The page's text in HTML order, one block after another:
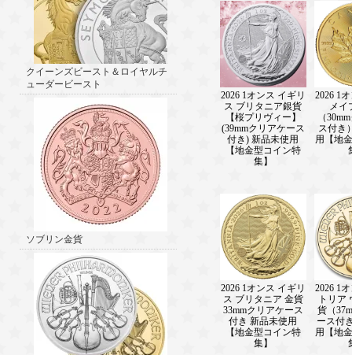
クイーンズビースト＆ロイヤルチ
ューダービースト
ソブリン金貨
2026 1オンス イギリ
ス ブリタニア銀貨
【桜プリヴィー】
(39mmクリアケース
付き) 新品未使用
【地金型コイン特
集】
2026 1
メイ
（
ス付き
用【地
2026 1オンス イギリ
ス ブリタニア 金貨
33mmクリアケース
付き 新品未使用
【地金型コイン特
集】
2026 1
トリア
貨（
ース付
用【地